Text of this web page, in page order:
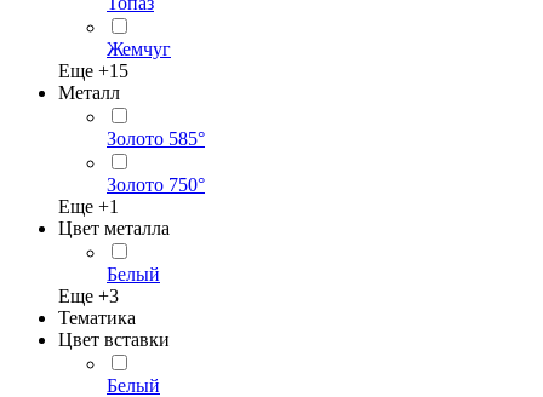
Жемчуг
Еще +15
Металл
Золото 585°
Золото 750°
Еще +1
Цвет металла
Белый
Еще +3
Тематика
Цвет вставки
Белый